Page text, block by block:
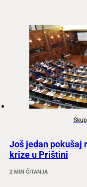
Još jedan pokušaj
krize u Prištini
2 MIN ČITANJA